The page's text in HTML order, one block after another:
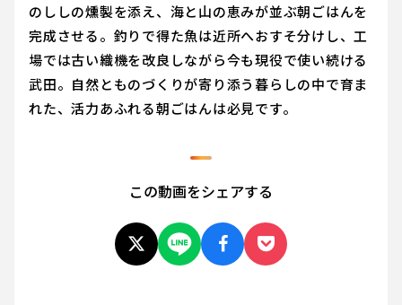
のししの燻製を添え、海と山の恵みが並ぶ朝ごはんを
完成させる。釣りで得た魚は近所へおすそ分けし、工
場では古い織機を改良しながら今も現役で使い続ける
武田。自然とものづくりが寄り添う暮らしの中で育ま
れた、活力あふれる朝ごはんは必見です。
この動画をシェアする